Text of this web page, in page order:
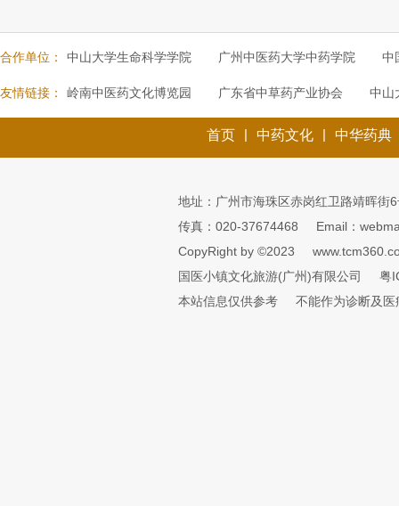
合作单位： 中山大学生命科学学院 广州中医药大学中药学院 中
友情链接： 岭南中医药文化博览园 广东省中草药产业协会 中山
首页 | 中药文化 | 中华药典
地址：广州市海珠区赤岗红卫路靖晖街
传真：020-37674468
Email：
CopyRight by ©2023
国医小镇文化旅游(广州)有限公司
粤
本站信息仅供参考
不能作为诊断及医